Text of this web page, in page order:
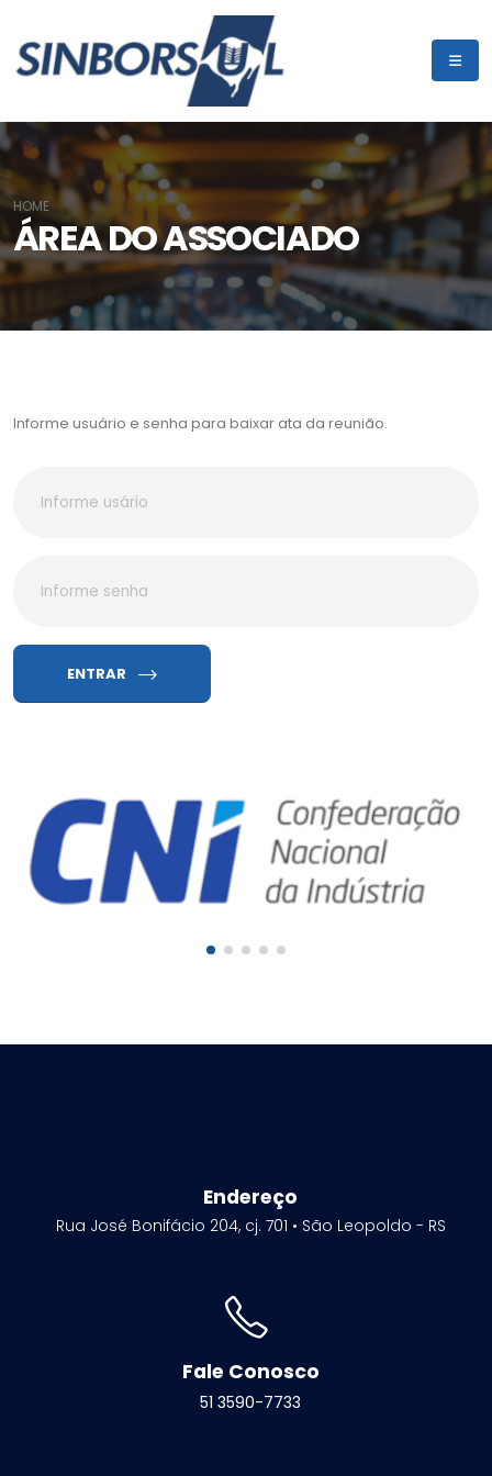
ÁREA DO ASSOCIADO
HOME
Informe usuário e senha para baixar ata da reunião.
ENTRAR
Endereço
Rua José Bonifácio 204, cj. 701 • São Leopoldo - RS
Fale Conosco
51 3590-7733